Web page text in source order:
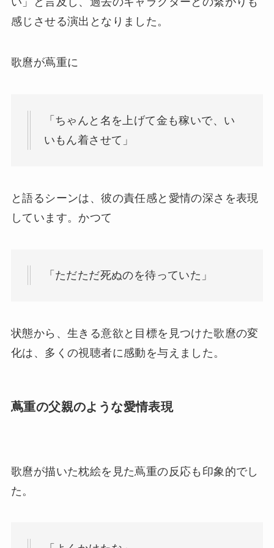
感じさせる演出となりました。
歌麿が蔦重に
「ちゃんと名を上げて金も稼いで、い
いもん着させて」
と語るシーンは、彼の責任感と愛情の深さを表現
しています。かつて
「ただただ死ぬのを待っていた」
状態から、生きる意欲と目標を見つけた歌麿の変
化は、多くの視聴者に感動を与えました。
蔦重の父親のような愛情表現
歌麿が描いた枕絵を見た蔦重の反応も印象的でし
た。